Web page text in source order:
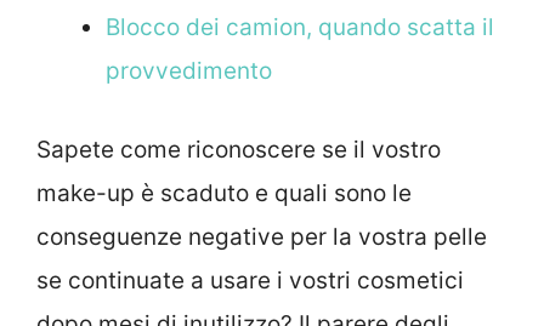
Blocco dei camion, quando scatta il
provvedimento
Sapete come riconoscere se il vostro
make-up è scaduto e quali sono le
conseguenze negative per la vostra pelle
se continuate a usare i vostri cosmetici